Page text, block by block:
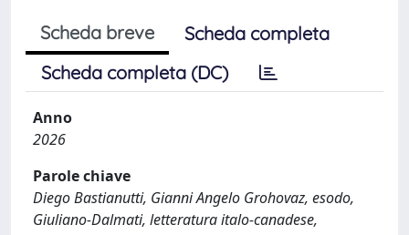
Scheda breve
Scheda completa
Scheda completa (DC)
Anno
2026
Parole chiave
Diego Bastianutti, Gianni Angelo Grohovaz, esodo,
Giuliano-Dalmati, letteratura italo-canadese,